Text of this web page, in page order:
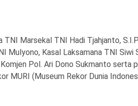
TNI Marsekal TNI Hadi Tjahjanto,
Mulyono, Kasal Laksamana TNI Siwi
Pol. Ari Dono Sukmanto
MURI (Museum Rekor Dunia